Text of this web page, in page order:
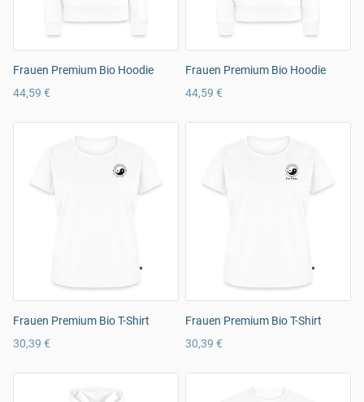
Frauen Premium Bio Hoodie
44,59 €
Frauen Premium Bio Hoodie
44,59 €
Frauen Premium Bio T-Shirt
30,39 €
Frauen Premium Bio T-Shirt
30,39 €